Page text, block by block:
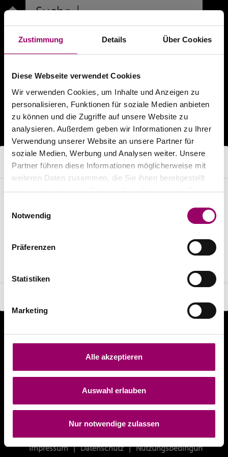
Zustimmung Details Über Cookies
Diese Webseite verwendet Cookies
Wir verwenden Cookies, um Inhalte und Anzeigen zu
personalisieren, Funktionen für soziale Medien anbieten
zu können und die Zugriffe auf unsere Website zu
analysieren. Außerdem geben wir Informationen zu Ihrer
Verwendung unserer Website an unsere Partner für
soziale Medien, Werbung und Analysen weiter. Unsere
Partner führen diese Informationen möglicherweise mit
weiteren Daten zusammen, die Sie ihnen bereitgestellt
haben oder die sie im Rahmen Ihrer Nutzung der Dienste
Notwendig
Präferenzen
Statistiken
Marketing
Alle akzeptieren
Auswahl erlauben
Nur notwendige zulassen
Browser wird nicht unterstützt
Bitte verwenden Sie einen aktuellen Browser:
Suche |
Neuer Projektname
Suche von Texten in
Textbausteine Projekt
Suchtiefe
Kurztextsuche
Langtextsuche
Produktbereich
Impressum | Datenschutz | Nutzungsbedingungen |